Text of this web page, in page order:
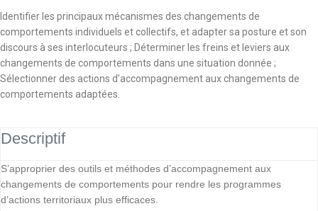
Identifier les principaux mécanismes des changements de
comportements individuels et collectifs, et adapter sa posture et son
discours à ses interlocuteurs ; Déterminer les freins et leviers aux
changements de comportements dans une situation donnée ;
Sélectionner des actions d’accompagnement aux changements de
comportements adaptées.
Descriptif
S’approprier des outils et méthodes d’accompagnement aux
changements de comportements pour rendre les programmes
d’actions territoriaux plus efficaces.